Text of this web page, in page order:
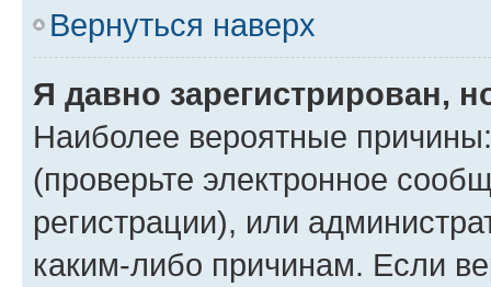
Вернуться наверх
Я давно зарегистрирован,
Наиболее вероятные
(проверьте электронное
регистрации), или
каким-либо причинам. Если